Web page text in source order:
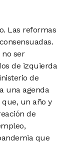
Las reformas
no ser
de izquierda
de
una agenda
que, un año y
de
que